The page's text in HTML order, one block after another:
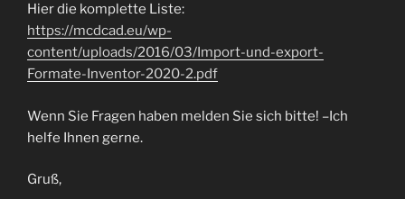
Hier die komplette Liste:
https://mcdcad.eu/wp-
content/uploads/2016/03/Import-und-export-
Formate-Inventor-2020-2.pdf
Wenn Sie Fragen haben melden Sie sich bitte! –Ich
helfe Ihnen gerne.
Gruß,